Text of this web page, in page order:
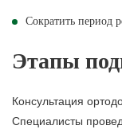
Сократить период
Этапы
Консультация
Специалисты